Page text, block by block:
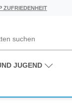
ZUFRIEDENHEIT
JUGEND